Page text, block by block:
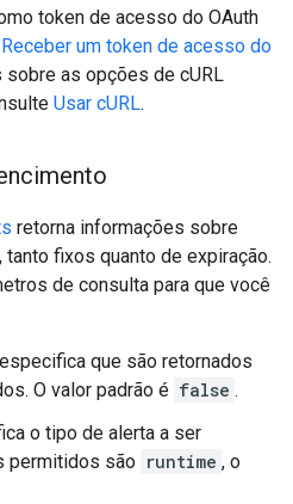
token de acesso do OAuth
Receber um token de acesso do
sobre as opções de cURL
Usar cURL.
retorna informações sobre
fixos quanto de expiração.
de consulta para que você
especifica que são retornados
O valor padrão é false .
o tipo de alerta a ser
permitidos são runtime , o